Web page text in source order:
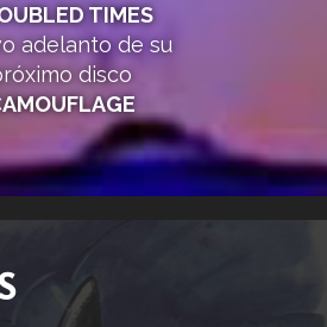
TIMES
adelanto de su
disco